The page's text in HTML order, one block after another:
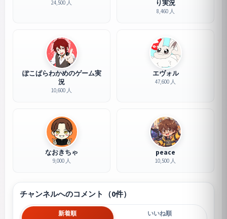
24,500 人 り実況
8,460 人
ぽこぱらわかめのゲーム実
況
10,600 人
エヴォル
47,600 人
なおきちゃ
9,000 人
peace
10,500 人
チャンネルへのコメント（0件）
新着順 いいね順